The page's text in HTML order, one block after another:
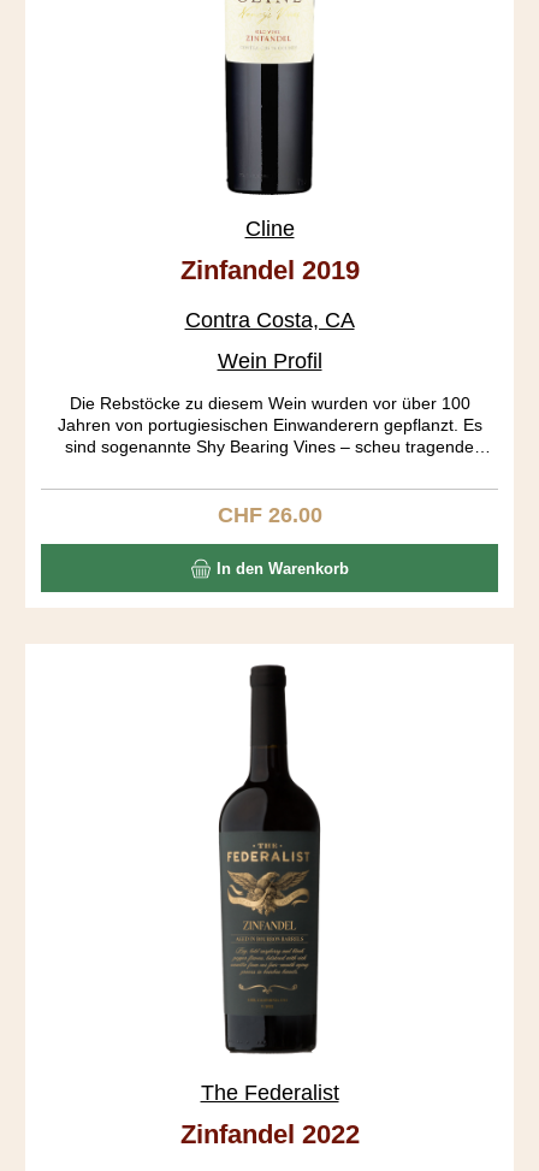
Cline
Zinfandel 2019
Contra Costa, CA
Wein Profil
Die Rebstöcke zu diesem Wein wurden vor über 100
Jahren von portugiesischen Einwanderern gepflanzt. Es
sind sogenannte Shy Bearing Vines – scheu tragende
Oakley Vineyard war wegen seiner Sandigkeit noch nie von
Phylloxera befallen. Die Tannine sind extra soft. Der Wein
Aromen vermengen sich mit Kaffee und Schoko – gäbe es
die Kategorie "Lady Wine" noch, würde ich Nancy dort
einordnen. Nancy ist übrigens der Vorname von Frau Cline.
Regulärer Preis:
CHF 26.00
In den Warenkorb
The Federalist
Zinfandel 2022